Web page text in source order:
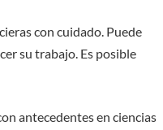
con cuidado. Puede
su trabajo. Es posible
antecedentes en ciencias